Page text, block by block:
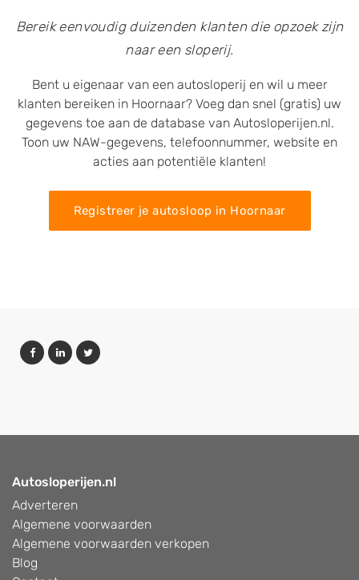
Bereik eenvoudig duizenden klanten die opzoek zijn
naar een sloperij.
Bent u eigenaar van een autosloperij en wil u meer
klanten bereiken in Hoornaar? Voeg dan snel (gratis) uw
gegevens toe aan de database van Autosloperijen.nl.
Toon uw NAW-gegevens, telefoonnummer, website en
acties aan potentiële klanten!
Registreer je autosloop in Hoornaar
Autosloperijen.nl
Adverteren
Algemene voorwaarden
Algemene voorwaarden verkopen
Blog